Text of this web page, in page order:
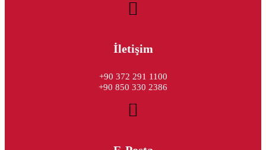
İletişim
+90 372 291 1100
+90 850 330 2386